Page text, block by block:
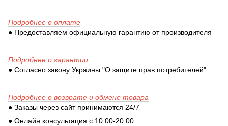
Подробнее о оплате
● Предоставляем официальную гарантию от производителя
Подробнее о гарантии
● Согласно закону Украины "О защите прав потребителей"
Подробнее о возврате и обмене товара
● Заказы через сайт принимаются 24/7
● Онлайн консультация с 10:00-20:00